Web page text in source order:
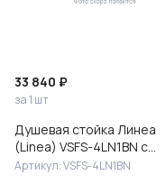
33 840 ₽
за 1 шт
Душевая стойка Линеа
(Linea) VSFS-4LN1BN с
изливом, брашированный
Артикул: VSFS-4LN1BN